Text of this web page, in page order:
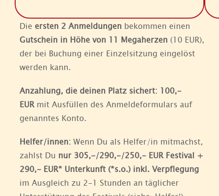
Die ersten 2 Anmeldungen bekommen einen
Gutschein in Höhe von 11 Megaherzen (10 EUR),
der bei Buchung einer Einzelsitzung eingelöst
werden kann.
Anzahlung, die deinen Platz sichert: 100,-
EUR mit Ausfüllen des Anmeldeformulars auf
genanntes Konto.
Helfer/innen: Wenn Du als Helfer/in mitmachst,
zahlst Du nur 305,-/290,-/250,- EUR Festival +
290,- EUR* Unterkunft (*s.o.) inkl. Verpflegung
im Ausgleich zu 2-1 Stunden an täglicher